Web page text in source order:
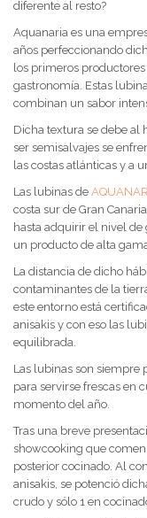
diferente al resto?
Aquanaria es una
años perfeccionando
los primeros
gastronomía. Estas
combinan un sabor
Dicha textura se debe al
ser semisalvajes se
las costas atlánticas y a
Las lubinas de
costa sur de Gran
hasta adquirir el nivel
un producto de alta
La distancia de dicho
contaminantes de la
este entorno está
anisakis y con eso las
equilibrada.
Las lubinas son siempre
para servirse frescas en
momento del año.
Tras una breve
showcooking que
posterior cocinado. Al
anisakis, se potenció
crudo y sólo 1 en